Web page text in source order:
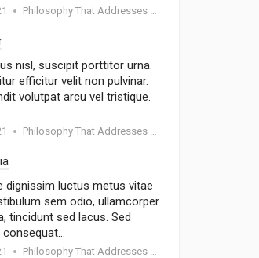
Philosophy That Addresses Topics Such As Goodness
nisl, suscipit porttitor urna.
efficitur velit non pulvinar.
volutpat arcu vel tristique.
Philosophy That Addresses Topics Such As Goodness
dignissim luctus metus vitae
sem odio, ullamcorper
tincidunt sed lacus. Sed
consequat…
Philosophy That Addresses Topics Such As Goodness